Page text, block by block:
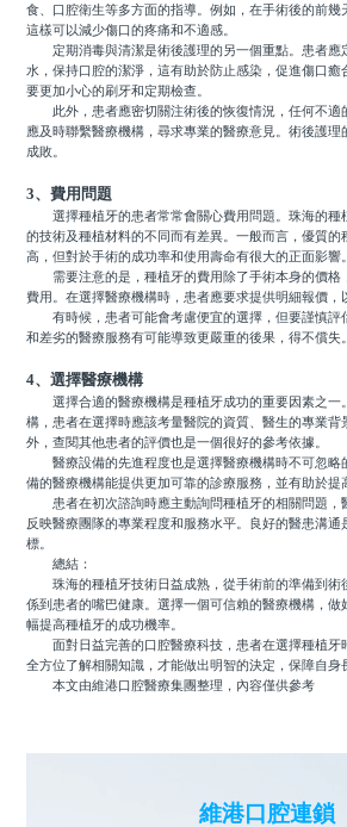
食、口腔衛生等多方面的指導。例如，在手術後的前幾
這樣可以減少傷口的疼痛和不適感。
定期消毒與清潔是術後護理的另一個重點。患者應
水，保持口腔的潔淨，這有助於防止感染，促進傷口癒
要更加小心的刷牙和定期檢查。
此外，患者應密切關注術後的恢復情況，任何不適
應及時聯繫醫療機構，尋求專業的醫療意見。術後護理
成敗。
3、費用問題
選擇種植牙的患者常常會關心費用問題。珠海的種
的技術及種植材料的不同而有差異。一般而言，優質的
高，但對於手術的成功率和使用壽命有很大的正面影響。
需要注意的是，種植牙的費用除了手術本身的價格
費用。在選擇醫療機構時，患者應要求提供明細報價，
有時候，患者可能會考慮便宜的選擇，但要謹慎評
和差劣的醫療服務有可能導致更嚴重的後果，得不償失。
4、選擇醫療機構
選擇合適的醫療機構是種植牙成功的重要因素之一
構，患者在選擇時應該考量醫院的資質、醫生的專業背
外，查閱其他患者的評價也是一個很好的參考依據。
醫療設備的先進程度也是選擇醫療機構時不可忽略
備的醫療機構能提供更加可靠的診療服務，並有助於提
患者在初次諮詢時應主動詢問種植牙的相關問題，
反映醫療團隊的專業程度和服務水平。良好的醫患溝
標。
總結：
珠海的種植牙技術日益成熟，從手術前的準備到術
係到患者的嘴巴健康。選擇一個可信賴的醫療機構，做
幅提高種植牙的成功機率。
面對日益完善的口腔醫療科技，患者在選擇種植牙
全方位了解相關知識，才能做出明智的決定，保障自身
本文由維港口腔醫療集團整理，內容僅供參考
維港口腔連鎖